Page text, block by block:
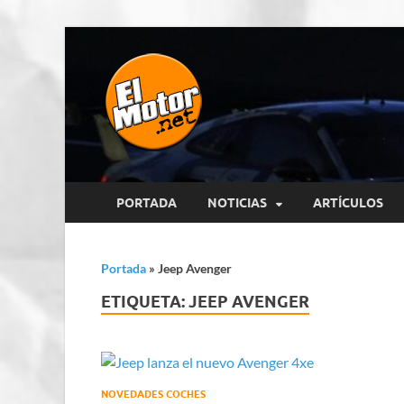
El Motor
PORTADA NOTICIAS ARTÍCULOS
Portada » Jeep Avenger
ETIQUETA:JEEP AVENGER
NOVEDADES COCHES